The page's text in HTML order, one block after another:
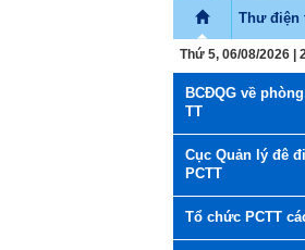
Thư điện
Thứ 5, 06/08/2026 |
BCĐQG về
TT
Cục Quản lý đê
PCTT
Tổ chức PCTT